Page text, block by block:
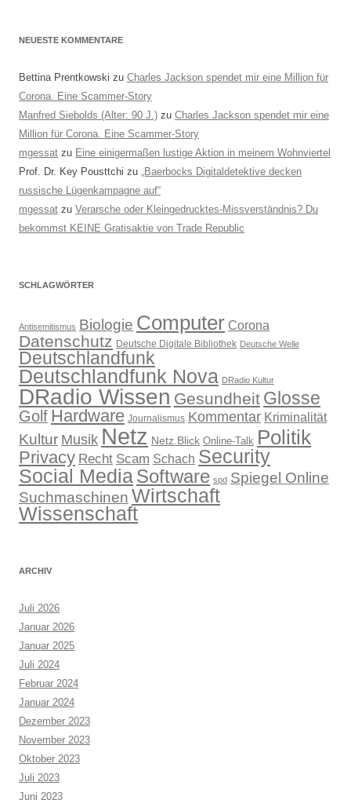
NEUESTE KOMMENTARE
Bettina Prentkowski zu Charles Jackson spendet mir eine Million für
Corona. Eine Scammer-Story
Manfred Siebolds (Alter: 90 J.) zu Charles Jackson spendet mir eine
Million für Corona. Eine Scammer-Story
mgessat zu Eine einigermaßen lustige Aktion in meinem Wohnviertel
Prof. Dr. Key Pousttchi zu
„Baerbocks Digitaldetektive decken
russische Lügenkampagne auf“
mgessat zu Verarsche oder Kleingedrucktes-Missverständnis? Du
bekommst KEINE Gratisaktie von Trade Republic
SCHLAGWÖRTER
Antisemitismus Biologie Computer Corona
Datenschutz Deutsche Digitale Bibliothek Deutsche Welle
Deutschlandfunk
Deutschlandfunk Nova DRadio Kultur
DRadio Wissen Gesundheit Glosse
Golf Hardware Journalismus Kommentar Kriminalität
Kultur Musik Netz Netz.Blick Online-Talk Politik
Privacy Recht Scam Schach Security
Social MediaSoftware spd Spiegel Online
Suchmaschinen Wirtschaft
Wissenschaft
ARCHIV
Juli 2026
Januar 2026
Januar 2025
Juli 2024
Februar 2024
Januar 2024
Dezember 2023
November 2023
Oktober 2023
Juli 2023
Juni 2023